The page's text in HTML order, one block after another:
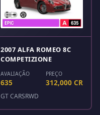
2007 ALFA ROMEO 8C
COMPETIZIONE
AVALIAÇÃO
635
PREÇO
312,000 CR
GT CARSRWD